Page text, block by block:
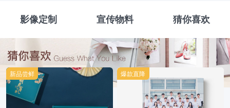
影像定制 宣传物料 猜你喜欢
新品尝鲜 爆款直降